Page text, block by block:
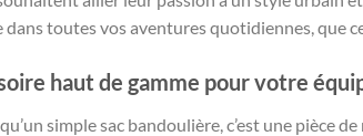
dans toutes vos aventures quotidiennes, que
haut de gamme pour votre
qu’un simple sac bandoulière, c’est une pièce